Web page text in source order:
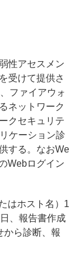
性アセスメン
受けて提供さ
ファイアウォ
ネットワーク
クセキュリテ
ケーション診
する。なおWe
Webログイン
はホスト名）1
、報告書作成
から診断、報